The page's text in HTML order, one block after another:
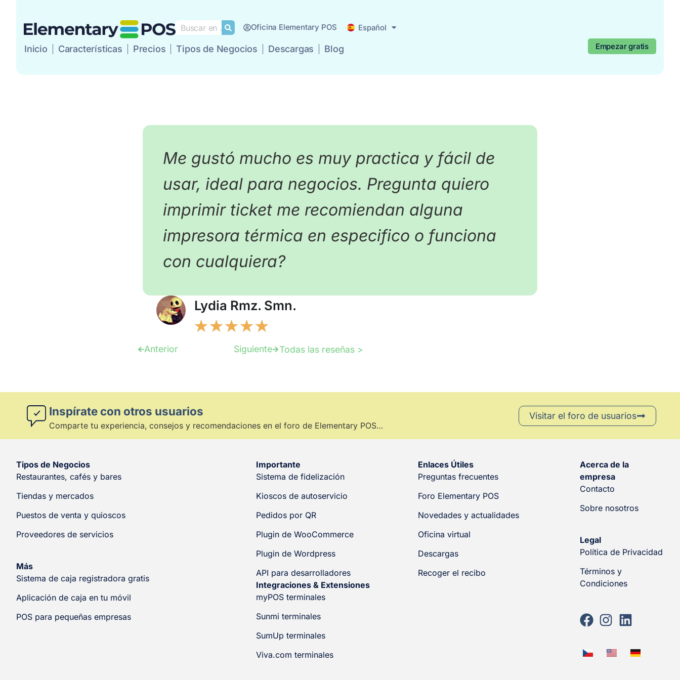
Oficina Elementary POS Español
Deutsch
Inicio Características Precios Tipos de Negocios Descargas Blog Empezar gratis
Características Precios Tipos de Negocios Empezar gratis
Me gustó mucho es muy practica y fácil de
usar, ideal para negocios. Pregunta quiero
imprimir ticket me recomiendan alguna
impresora térmica en especifico o funciona
con cualquiera?
Lydia Rmz. Smn.
★★★★★
Anterior Siguiente Todas las reseñas >
Inspírate con otros usuarios
Comparte tu experiencia, consejos y recomendaciones en el foro de Elementary POS…
Visitar el foro de usuarios
Tipos de Negocios
Restaurantes, cafés y bares
Tiendas y mercados
Puestos de venta y quioscos
Proveedores de servicios
Más
Sistema de caja registradora gratis
Aplicación de caja en tu móvil
POS para pequeñas empresas
Importante
Sistema de fidelización
Kioscos de autoservicio
Pedidos por QR
Plugin de WooCommerce
Plugin de Wordpress
API para desarrolladores
Integraciones & Extensiones
myPOS terminales
Sunmi terminales
SumUp terminales
Viva.com terminales
Enlaces Útiles
Preguntas frecuentes
Foro Elementary POS
Novedades y actualidades
Oficina virtual
Descargas
Recoger el recibo
Acerca de la
empresa
Contacto
Sobre nosotros
Legal
Política de Privacidad
Términos y
Condiciones